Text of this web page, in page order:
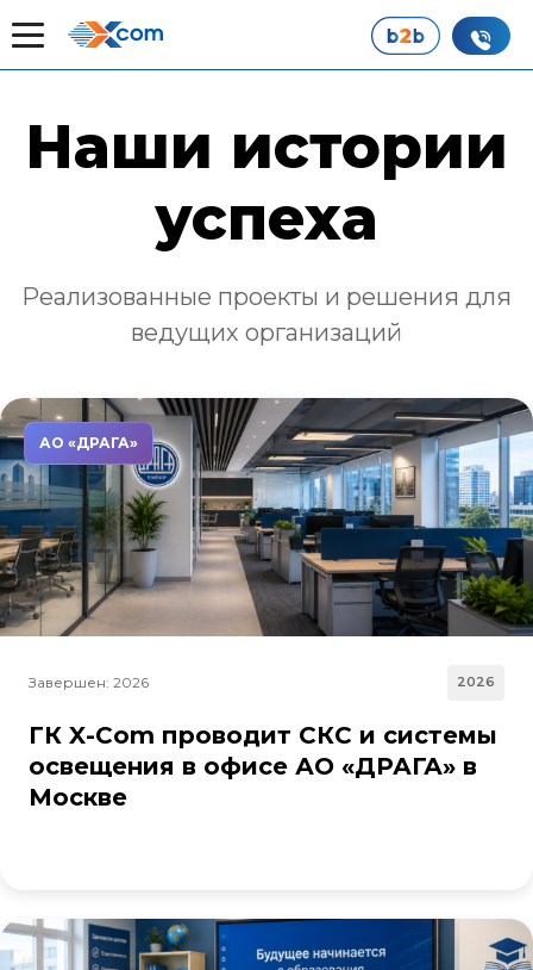
Главная Наши истории успеха
Наши истории
успеха
Реализованные проекты и решения для
ведущих организаций
АО «ДРАГА»
Завершен: 2026 2026
ГК X-Com проводит СКС и системы
освещения в офисе АО «ДРАГА» в
Москве